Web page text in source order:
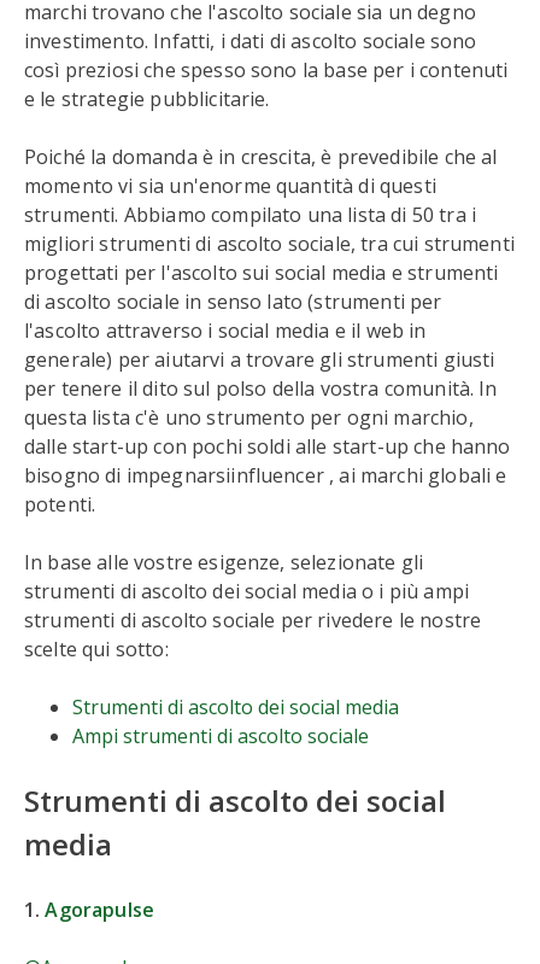
marchi trovano che l'ascolto sociale sia un degno
investimento. Infatti, i dati di ascolto sociale sono
così preziosi che spesso sono la base per i contenuti
e le strategie pubblicitarie.
Poiché la domanda è in crescita, è prevedibile che al
momento vi sia un'enorme quantità di questi
strumenti. Abbiamo compilato una lista di 50 tra i
migliori strumenti di ascolto sociale, tra cui strumenti
progettati per l'ascolto sui social media e strumenti
di ascolto sociale in senso lato (strumenti per
l'ascolto attraverso i social media e il web in
generale) per aiutarvi a trovare gli strumenti giusti
per tenere il dito sul polso della vostra comunità. In
questa lista c'è uno strumento per ogni marchio,
dalle start-up con pochi soldi alle start-up che hanno
bisogno di impegnarsiinfluencer , ai marchi globali e
potenti.
In base alle vostre esigenze, selezionate gli
strumenti di ascolto dei social media o i più ampi
strumenti di ascolto sociale per rivedere le nostre
scelte qui sotto:
Strumenti di ascolto dei social media
Ampi strumenti di ascolto sociale
Strumenti di ascolto dei social
media
1.Agorapulse